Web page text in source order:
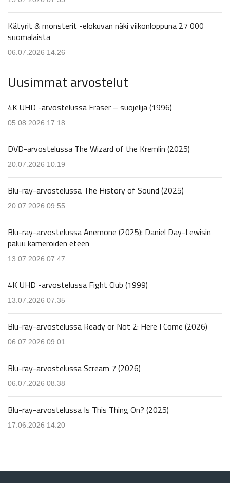
Kätyrit & monsterit -elokuvan näki viikonloppuna 27 000
suomalaista
06.07.2026 14.26
Uusimmat arvostelut
4K UHD -arvostelussa Eraser – suojelija (1996)
05.08.2026 17.18
DVD-arvostelussa The Wizard of the Kremlin (2025)
20.07.2026 10.19
Blu-ray-arvostelussa The History of Sound (2025)
20.07.2026 09.55
Blu-ray-arvostelussa Anemone (2025): Daniel Day-Lewisin
paluu kameroiden eteen
13.07.2026 07.47
4K UHD -arvostelussa Fight Club (1999)
13.07.2026 07.35
Blu-ray-arvostelussa Ready or Not 2: Here I Come (2026)
06.07.2026 09.01
Blu-ray-arvostelussa Scream 7 (2026)
06.07.2026 08.38
Blu-ray-arvostelussa Is This Thing On? (2025)
17.06.2026 14.20